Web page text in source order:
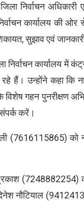
निर्वाचन अधिकारी
कार्यालय की
सुझाव एवं
निर्वाचन कार्यालय में
हैं। उन्होंने कहा कि
गहन पुनरीक्षण
करें।
(7616115865) को
(7248882254) को
नौटियाल